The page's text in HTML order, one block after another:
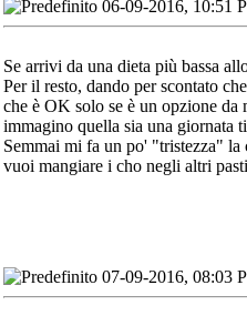
06-09-2016, 10:51
Se arrivi da una dieta più bassa
Per il resto, dando per scontato
che è OK solo se è un opzione da
immagino quella sia una giornata
Semmai mi fa un po' "tristezza" la
vuoi mangiare i cho negli altri
07-09-2016, 08:03